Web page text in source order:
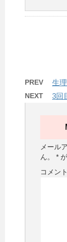
PREV 生
NEXT 3回
メール
ん。
*
コメント